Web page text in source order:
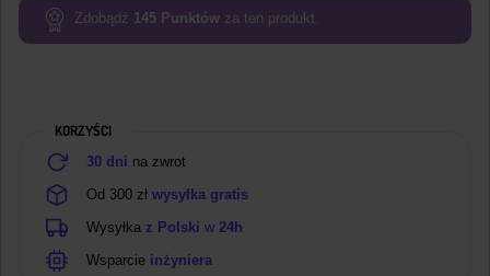
Zdobądź 145 Punktów za ten produkt.
KORZYŚCI
30 dni na zwrot
Od 300 zł wysyłka gratis
Wysyłka z Polski w 24h
Wsparcie inżyniera